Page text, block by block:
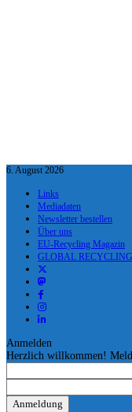
6. August 2026
Links
Mediadaten
Newsletter bestellen
Über uns
EU-Recycling Magazin
GLOBAL RECYCLING
Anmelden
Herzlich willkommen!